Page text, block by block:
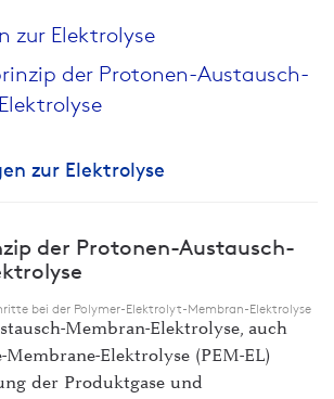
FH-Shop
FH-Stellenmarkt mit Angeboten
von externen Unternehmen
Mensen
myFH-Portal
PLUSPUNKT
Raumvermietung
zur Elektrolyse
der Protonen-Austausch-
zur Elektrolyse
der Protonen-Austausch-
bei der Polymer-Elektrolyt-Membran-Elektrolyse
Membran-Elektrolyse, auch
Membrane-Elektrolyse (PEM-EL)
der Produktgase und